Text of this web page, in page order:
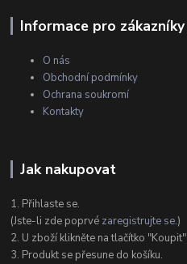
Informace pro zákazníky
O nás
Obchodní podmínky
Ochrana soukromí
Kontakty
Jak nakupovat
1. Přihlaste se.
(Jste-li zde poprvé zaregistrujte se.)
2. U zboží klikněte na tlačítko "Koupit"
3. Produkt se přesune do košíku.